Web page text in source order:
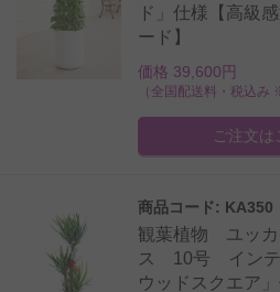
ド」仕様【高級
ード】
価格 39,600円
（全国配送料・税込み
ご注文は
商品コード: KA350
観葉植物 ユッカ
ス 10号 インテ
ウッドスクエア